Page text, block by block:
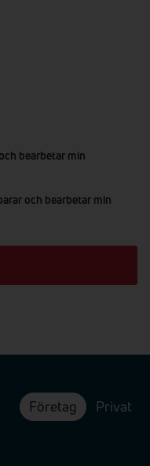
bearbetar min
och bearbetar min
Företag Privat